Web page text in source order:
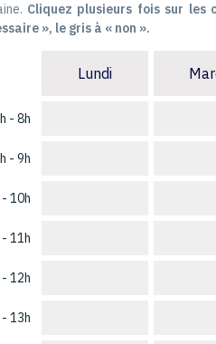
Cliquez plusieurs fois sur les
», le gris à « non ».
- 8h
- 9h
10h
11h
12h
13h
Lundi